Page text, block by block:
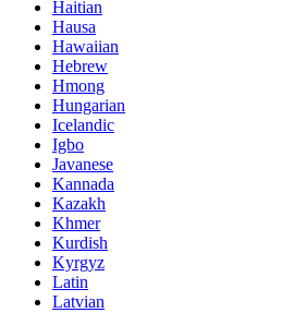
Haitian
Hausa
Hawaiian
Hebrew
Hmong
Hungarian
Icelandic
Igbo
Javanese
Kannada
Kazakh
Khmer
Kurdish
Kyrgyz
Latin
Latvian